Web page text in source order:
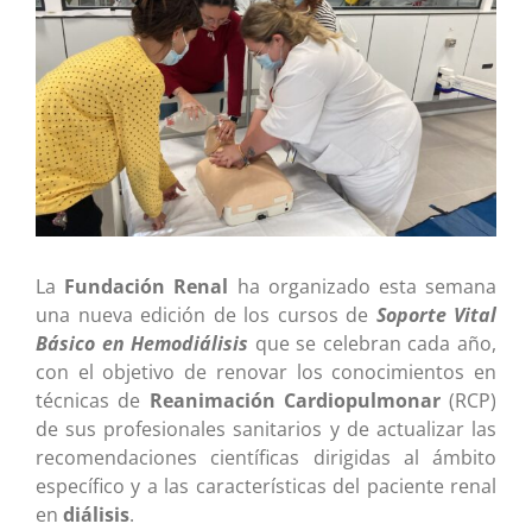
La Fundación Renal ha organizado esta semana
una nueva edición de los cursos de Soporte Vital
Básico en Hemodiálisis que se celebran cada año,
con el objetivo de renovar los conocimientos en
técnicas de Reanimación Cardiopulmonar(RCP)
de sus profesionales sanitarios y de actualizar las
recomendaciones científicas dirigidas al ámbito
específico y a las características del paciente renal
en diálisis.